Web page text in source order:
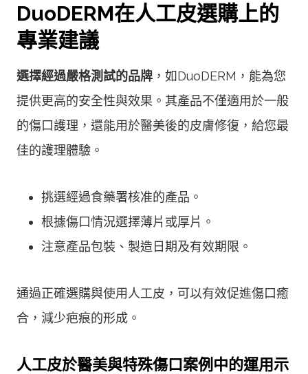
DuoDERM在人工皮選購上的
專業建議
選擇經過嚴格測試的品牌 ，如DuoDERM，能為您
提供更高的安全性與效果。其產品不僅適用於一般
的傷口護理，還能用於醫美後的皮膚修復，給您最
佳的護理體驗。
挑選經過食藥署核准的產品。
根據傷口情況選擇薄片或厚片。
注意產品包裝、製造日期及有效期限。
通過正確選購與使用人工皮，可以有效促進傷口癒
合，減少疤痕的形成。
人工皮於醫美與特殊傷口案例中的運用示